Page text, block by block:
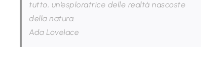
tutto, un’esploratrice delle realtà nascoste
della natura.
Ada Lovelace